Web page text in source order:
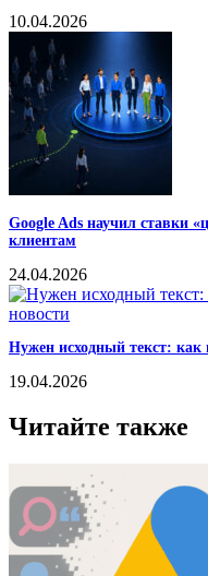
10.04.2026
Google Ads научил ставки
клиентам
24.04.2026
Нужен исходный текст: как
19.04.2026
Читайте также